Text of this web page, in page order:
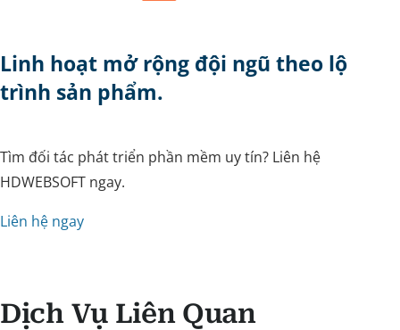
Linh hoạt mở rộng đội ngũ theo lộ
trình sản phẩm.
Tìm đối tác phát triển phần mềm uy tín? Liên hệ
HDWEBSOFT ngay.
Liên hệ ngay
Dịch Vụ Liên Quan